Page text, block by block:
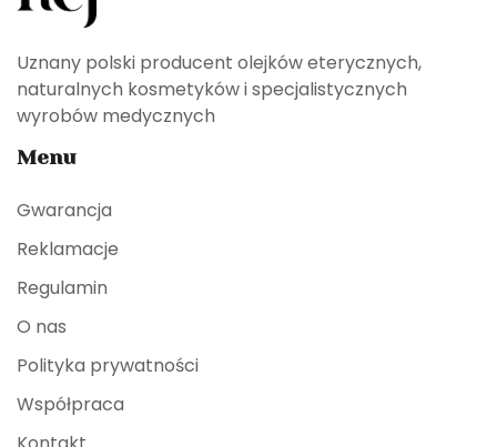
Uznany polski producent olejków eterycznych,
naturalnych kosmetyków i specjalistycznych
wyrobów medycznych
Menu
Gwarancja
Reklamacje
Regulamin
O nas
Polityka prywatności
Współpraca